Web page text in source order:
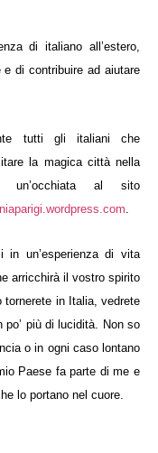
di italiano all’estero,
di contribuire ad aiutare
tutti gli italiani che
la magica città nella
un’occhiata al sito
.
in un’esperienza di vita
arricchirà il vostro spirito
tornerete in Italia, vedrete
più di lucidità. Non so
o in ogni caso lontano
Paese fa parte di me e
lo portano nel cuore.